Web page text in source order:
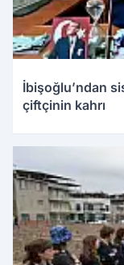
İbişoğlu’ndan
çiftçinin kahrı